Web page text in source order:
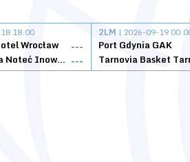
18:00
Wrocław
---
KSK Qemetica Noteć Inowrocław ---
2LM | 2026-09-19
Port Gdynia GAK